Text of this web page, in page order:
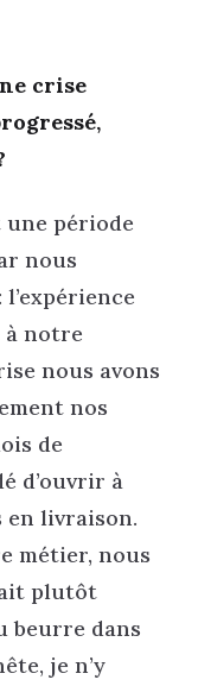
crise
une période
nous
notre
nous avons
nos
de
d’ouvrir à
en livraison.
métier, nous
plutôt
beurre dans
je n’y